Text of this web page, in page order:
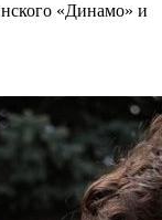
«Динамо» и